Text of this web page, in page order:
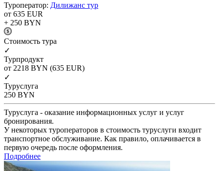
Туроператор: Дилижанс тур
от 635 EUR
+ 250 BYN
Cтоимость тура
✓
Турпродукт
от 2218 BYN (635 EUR)
✓
Туруслуга
250 BYN
Туруслуга - оказание информационных услуг и услуг
бронирования.
У некоторых туроператоров в стоимость туруслуги входит
транспортное обслуживание. Как правило, оплачивается в
первую очередь после оформления.
Подробнее